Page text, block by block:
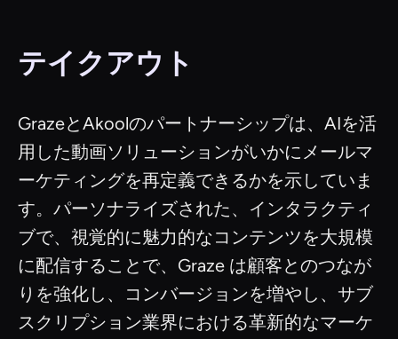
テイクアウト
GrazeとAkoolのパートナーシップは、AIを活
用した動画ソリューションがいかにメールマ
ーケティングを再定義できるかを示していま
す。パーソナライズされた、インタラクティ
ブで、視覚的に魅力的なコンテンツを大規模
に配信することで、Graze は顧客とのつなが
りを強化し、コンバージョンを増やし、サブ
スクリプション業界における革新的なマーケ